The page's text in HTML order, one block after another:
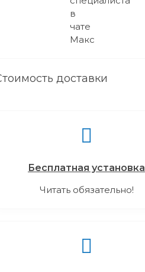
доставки
Бесплатная установка
Читать обязательно!